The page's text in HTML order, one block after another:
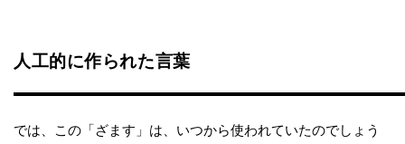
人工的に作られた言葉
では、この「ざます」は、いつから使われていたのでしょう